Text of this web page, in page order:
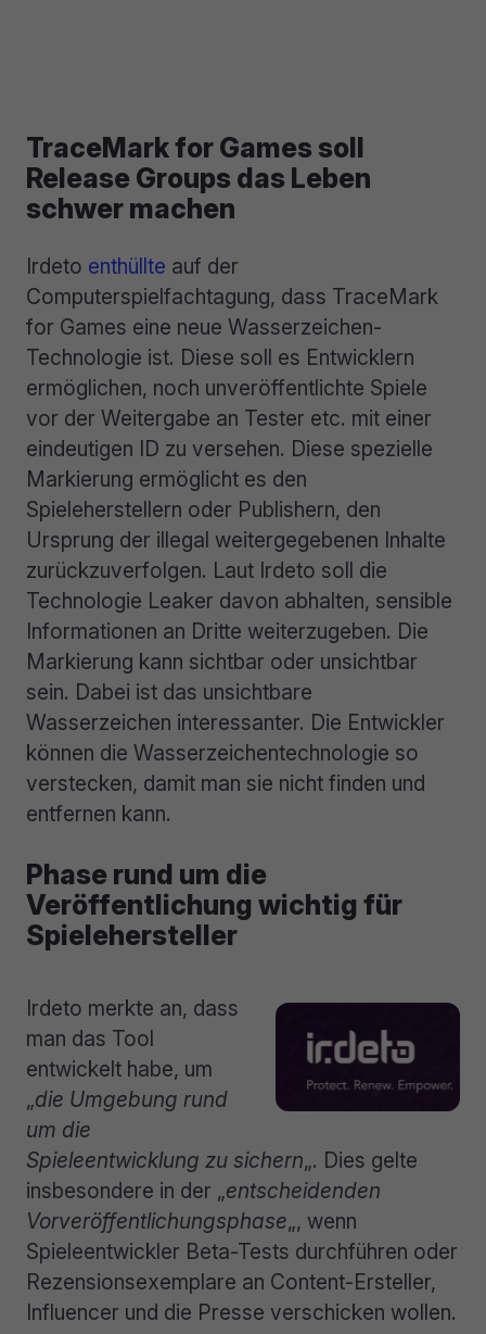
TraceMark for Games soll
Release Groups das Leben
schwer machen
Irdeto enthüllte auf der
Computerspielfachtagung, dass TraceMark
for Games eine neue Wasserzeichen-
Technologie ist. Diese soll es Entwicklern
ermöglichen, noch unveröffentlichte Spiele
vor der Weitergabe an Tester etc. mit einer
eindeutigen ID zu versehen. Diese spezielle
Markierung ermöglicht es den
Spieleherstellern oder Publishern, den
Ursprung der illegal weitergegebenen Inhalte
zurückzuverfolgen. Laut Irdeto soll die
Technologie Leaker davon abhalten, sensible
Informationen an Dritte weiterzugeben. Die
Markierung kann sichtbar oder unsichtbar
sein. Dabei ist das unsichtbare
Wasserzeichen interessanter. Die Entwickler
können die Wasserzeichentechnologie so
verstecken, damit man sie nicht finden und
entfernen kann.
Phase rund um die
Veröffentlichung wichtig für
Spielehersteller
Irdeto merkte an, dass
man das Tool
entwickelt habe, um
„die Umgebung rund
um die
Spieleentwicklung zu sichern„. Dies gelte
insbesondere in der „entscheidenden
Vorveröffentlichungsphase„, wenn
Spieleentwickler Beta-Tests durchführen oder
Rezensionsexemplare an Content-Ersteller,
Influencer und die Presse verschicken wollen.